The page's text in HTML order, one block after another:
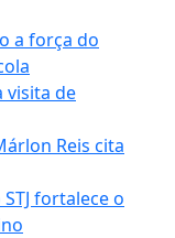
a força do
visita de
Reis cita
fortalece o